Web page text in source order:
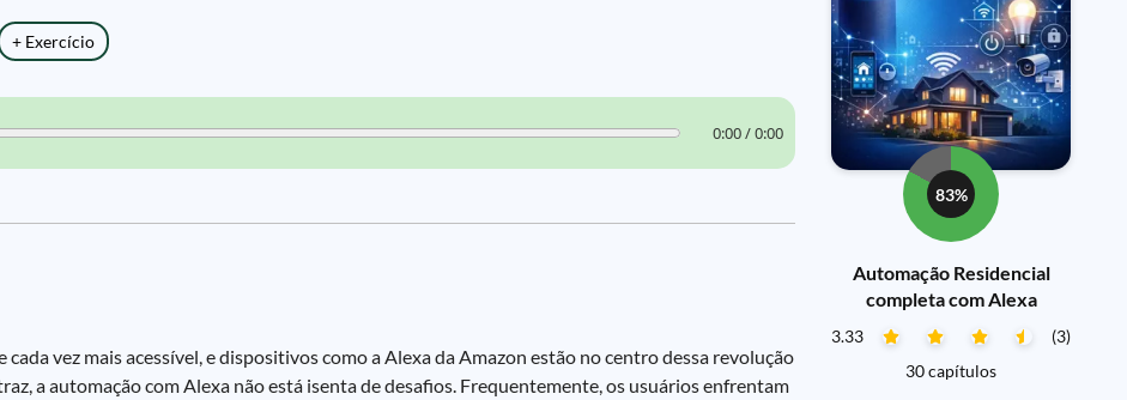
+ Exercício
0:00 / 0:00
vez mais acessível, e dispositivos como a Alexa da Amazon estão no centro dessa revolução
a automação com Alexa não está isenta de desafios. Frequentemente, os usuários enfrentam
83%
Automação Residencial
completa com Alexa
3.33
(3)
30 capítulos